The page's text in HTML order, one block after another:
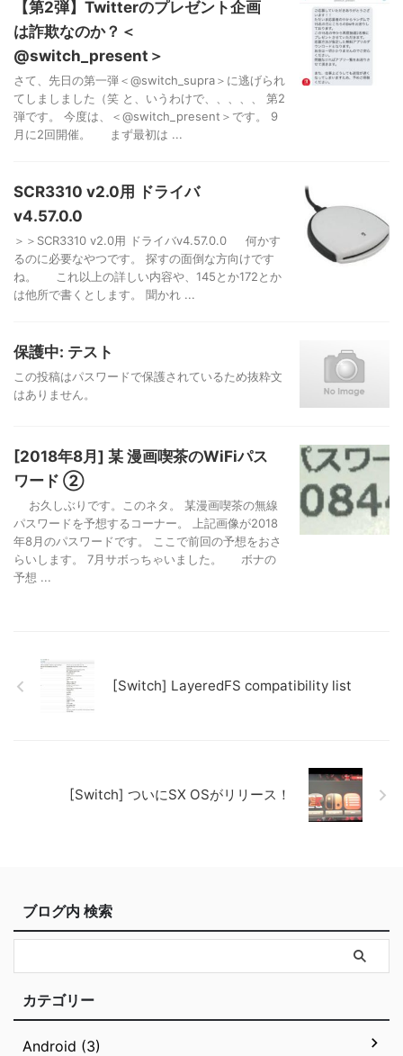
【第2弾】Twitterのプレゼント企画
は詐欺なのか？＜
@switch_present＞
さて、先日の第一弾＜@switch_supra＞に逃げられ
てしましました（笑 と、いうわけで、、、、、 第2
弾です。 今度は、＜@switch_present＞です。 9
月に2回開催。 まず最初は ...
SCR3310 v2.0用 ドライバ
v4.57.0.0
＞＞SCR3310 v2.0用 ドライバv4.57.0.0 何かす
るのに必要なやつです。 探すの面倒な方向けです
ね。 これ以上の詳しい内容や、145とか172とか
は他所で書くとします。 聞かれ ...
保護中: テスト
この投稿はパスワードで保護されているため抜粋文
はありません。
[2018年8月] 某 漫画喫茶のWiFiパス
ワード ②
お久しぶりです。このネタ。 某漫画喫茶の無線
パスワードを予想するコーナー。 上記画像が2018
年8月のパスワードです。 ここで前回の予想をおさ
らいします。 7月サボっちゃいました。 ボナの
予想 ...
[Switch] LayeredFS compatibility list
[Switch] ついにSX OSがリリース！
ブログ内 検索
カテゴリー
Android (3)